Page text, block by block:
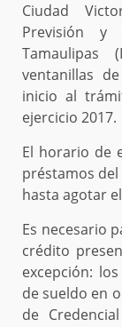
Ciudad
Previsión y
Tamaulipas
ventanillas
inicio al
ejercicio 2017.
El horario de
préstamos
hasta agotar
Es necesario
crédito
excepción:
de sueldo en
de